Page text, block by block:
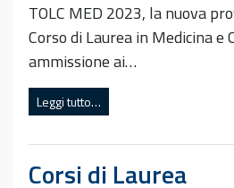
TOLC MED 2023, la nuova
Corso di Laurea in Medicina
ammissione ai…
Leggi tutto…
Corsi di Laurea